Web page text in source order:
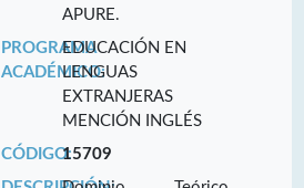
APURE.
PROGRAMA
ACADÉMICO:
EDUCACIÓN EN
LENGUAS
EXTRANJERAS
MENCIÓN INGLÉS
CÓDIGO:15709